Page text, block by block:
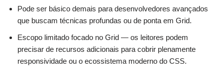
Pode ser básico demais para desenvolvedores avançados
que buscam técnicas profundas ou de ponta em Grid.
Escopo limitado focado no Grid — os leitores podem
precisar de recursos adicionais para cobrir plenamente
responsividade ou o ecossistema moderno do CSS.